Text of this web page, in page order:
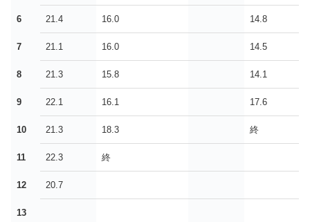
6
7
8
9
10
11
12
13
21.4
21.1
21.3
22.1
21.3
22.3
20.7
16.0
16.0
15.8
16.1
18.3
終
14.8
14.5
14.1
17.6
終